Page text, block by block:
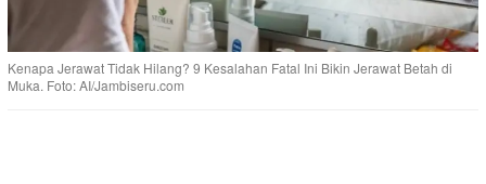
Kenapa Jerawat Tidak Hilang? 9 Kesalahan Fatal Ini Bikin Jerawat Betah di
Muka. Foto: AI/Jambiseru.com